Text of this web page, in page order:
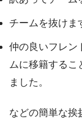
チームを抜けま
仲の良いフレン
ムに移籍する
ました。
などの簡単な挨